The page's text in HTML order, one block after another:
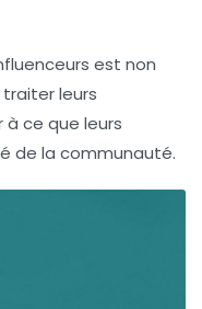
est non
leurs
ce que leurs
de la communauté.